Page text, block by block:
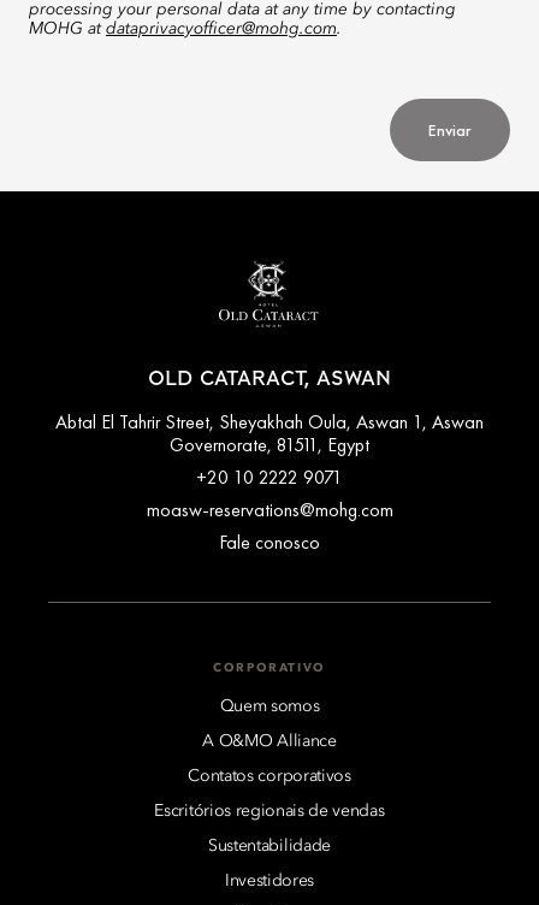
processing your personal data at any time by contacting
MOHG at dataprivacyofficer@mohg.com.
Enviar
OLD CATARACT, ASWAN
Abtal El Tahrir Street, Sheyakhah Oula, Aswan 1, Aswan
Governorate, 81511, Egypt
+20 10 2222 9071
moasw-reservations@mohg.com
Fale conosco
CORPORATIVO
Quem somos
A O&MO Alliance
Contatos corporativos
Escritórios regionais de vendas
Sustentabilidade
Investidores